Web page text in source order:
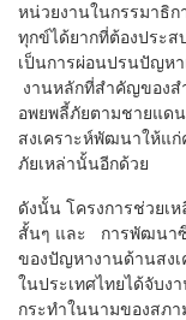
หน่วยงานในกรรมาธิก
ทุกข์ได้ยากที่ต้องประ
เป็นการผ่อนปรนปัญห
งานหลักที่สำคัญของส
อพยพลี้ภัยตามชายแด
สงเคราะห์พัฒนาให้แก่
ภัยเหล่านั้นอีกด้วย
ดังนั้น โครงการช่วยเ
สั้นๆ และ การพัฒนาซึ่
ของปัญหางานด้านสง
ในประเทศไทยได้จับ
กระทำในนามของสภ